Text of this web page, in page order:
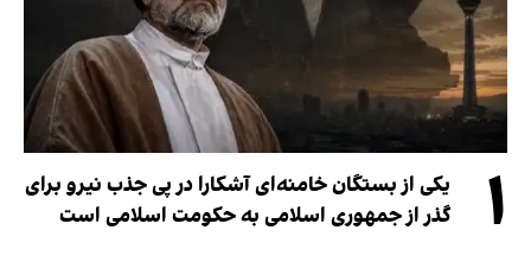
۱
یکی از بستگان خامنه‌ای آشکارا در پی جذب نیرو برای
گذر از جمهوری اسلامی به حکومت اسلامی است